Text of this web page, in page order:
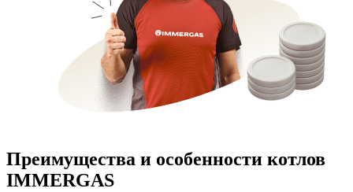
Преимущества и особенности котлов
IMMERGAS